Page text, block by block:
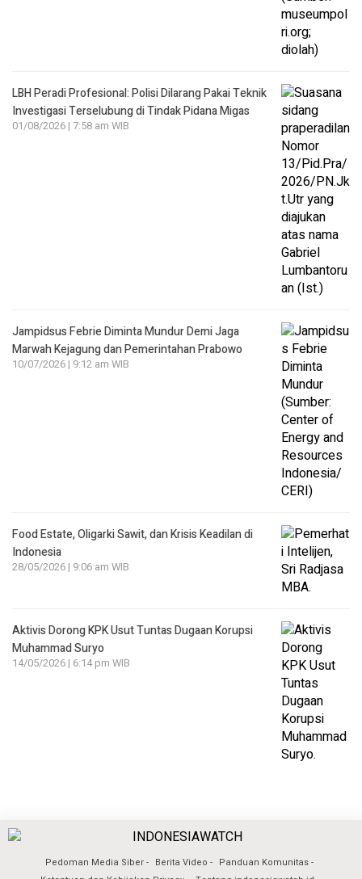
LBH Peradi Profesional: Polisi Dilarang Pakai Teknik
Investigasi Terselubung di Tindak Pidana Migas
01/08/2026 | 7:58 am WIB
Jampidsus Febrie Diminta Mundur Demi Jaga
Marwah Kejagung dan Pemerintahan Prabowo
10/07/2026 | 9:12 am WIB
Food Estate, Oligarki Sawit, dan Krisis Keadilan di
Indonesia
28/05/2026 | 9:06 am WIB
Aktivis Dorong KPK Usut Tuntas Dugaan Korupsi
Muhammad Suryo
14/05/2026 | 6:14 pm WIB
Pedoman Media Siber Berita Video
Panduan Komunitas